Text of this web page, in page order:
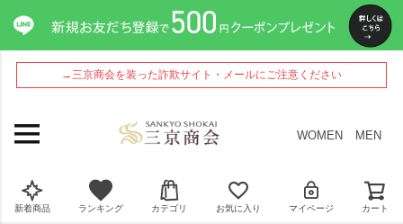
→三京商会を装った詐欺サイト・メールにご注意ください
WOMEN MEN
新着商品 ランキング カテゴリ お気に入り マイページ カート